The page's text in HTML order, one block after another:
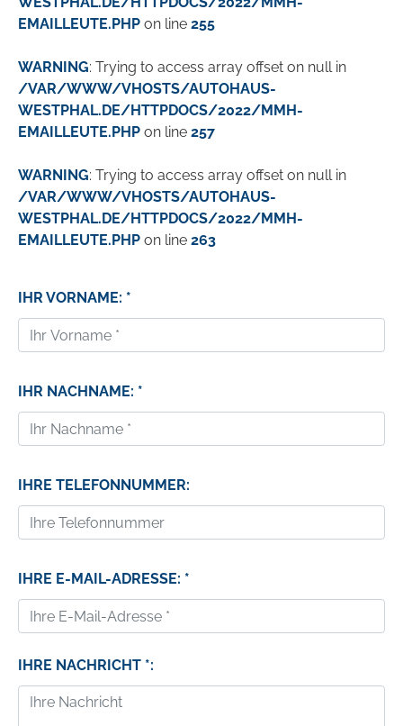
EMAILLEUTE.PHP on line 255
WARNING: Trying to access array offset on null in
/VAR/WWW/VHOSTS/AUTOHAUS-
WESTPHAL.DE/HTTPDOCS/2022/MMH-
EMAILLEUTE.PHP on line 257
WARNING: Trying to access array offset on null in
/VAR/WWW/VHOSTS/AUTOHAUS-
WESTPHAL.DE/HTTPDOCS/2022/MMH-
EMAILLEUTE.PHP on line 263
IHR VORNAME: *
IHR NACHNAME: *
IHRE TELEFONNUMMER:
IHRE E-MAIL-ADRESSE: *
IHRE NACHRICHT *: